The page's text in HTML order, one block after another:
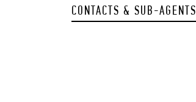
CONTACTS & SUB-AGENTS